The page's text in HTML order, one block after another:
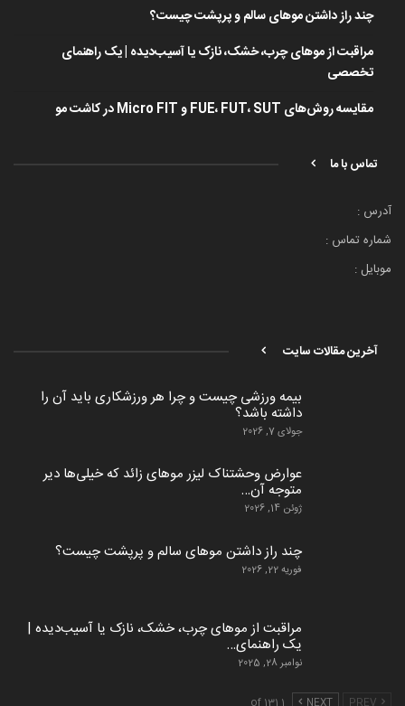
چند راز داشتن موهای سالم و پرپشت چیست؟
مراقبت از موهای چرب، خشک، نازک یا آسیب‌دیده | یک راهنمای
تخصصی
مقایسه روش‌های FUE، FUT، SUT و Micro FIT در کاشت مو
تماس با ما
آدرس :
شماره تماس :
موبایل :
آخرین مقالات سایت
بیمه ورزشی چیست و چرا هر ورزشکاری باید آن را
داشته باشد؟
جولای 7, 2026
عوارض وحشتناک لیزر موهای زائد که خیلی‌ها دیر
متوجه آن…
ژوئن 14, 2026
چند راز داشتن موهای سالم و پرپشت چیست؟
فوریه 22, 2026
مراقبت از موهای چرب، خشک، نازک یا آسیب‌دیده |
یک راهنمای…
نوامبر 28, 2025